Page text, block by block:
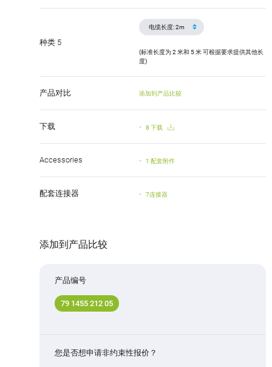
种类 5
(标准长度为 2 米和 5 米 可根据要求提供其他长
度)
产品对比 添加到产品比较
下载 8 下载
Accessories 1 配套附件
配套连接器 7连接器
添加到产品比较
产品编号
79 1455 212 05
您是否想申请非约束性报价？